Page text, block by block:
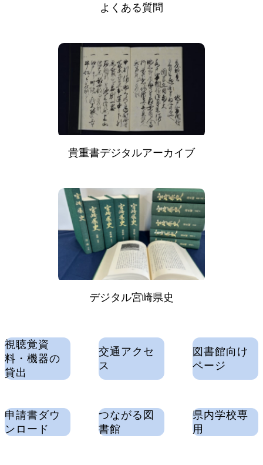
よくある質問
貴重書デジタルアーカイブ
デジタル宮崎県史
視聴覚資
料・機器の
貸出
交通アクセ
ス
図書館向け
ページ
申請書ダウ
ンロード
つながる図
書館
県内学校専
用